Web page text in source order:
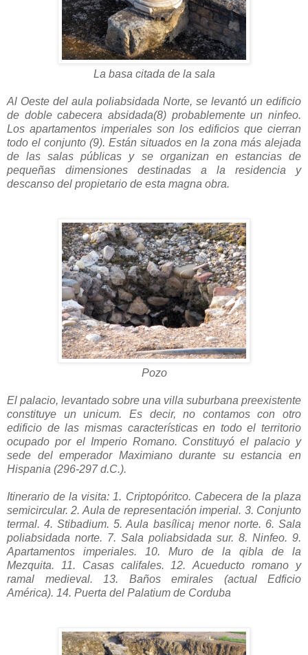
La basa citada de la sala
Al Oeste del aula poliabsidada Norte, se levantó un edificio
de doble cabecera absidada(8) probablemente un ninfeo.
Los apartamentos imperiales son los edificios que cierran
todo el conjunto (9). Están situados en la zona más alejada
de las salas públicas y se organizan en estancias de
pequeñas dimensiones destinadas a la residencia y
descanso del propietario de esta magna obra.
Pozo
El palacio, levantado sobre una villa suburbana preexistente
constituye un unicum. Es decir, no contamos con otro
edificio de las mismas características en todo el territorio
ocupado por el Imperio Romano. Constituyó el palacio y
sede del emperador Maximiano durante su estancia en
Hispania (296-297 d.C.).
Itinerario de la visita: 1. Criptopóritco. Cabecera de la plaza
semicircular. 2. Aula de representación imperial. 3. Conjunto
termal. 4. Stibadium. 5. Aula basílica¡ menor norte. 6. Sala
poliabsidada norte. 7. Sala poliabsidada sur. 8. Ninfeo. 9.
Apartamentos imperiales. 10.
Muro de la qibla de la
Mezquita. 11.
Casas califales. 12.
Acueducto romano y
ramal medieval. 13.
Baños emirales (actual Edficio
América). 14. Puerta del Palatium de Corduba